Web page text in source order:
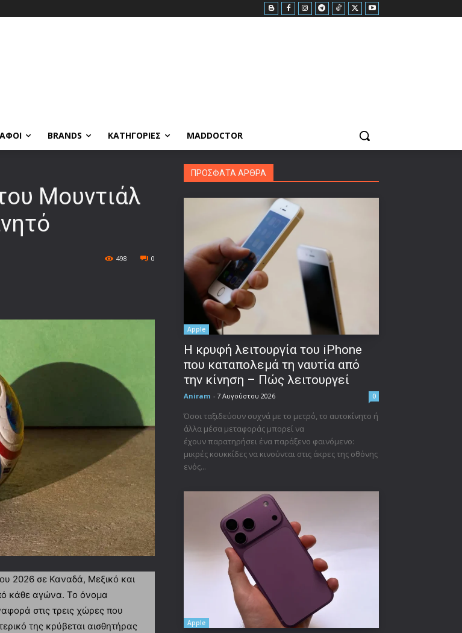
BRANDS ΚΑΤΗΓΟΡΙΕΣ MADDOCTOR
Μουντιάλ
0
498
2026 σε Καναδά, Μεξικό και
κάθε αγώνα. Το όνομα
στις τρεις χώρες που
της κρύβεται αισθητήρας
ΠΡΟΣΦΑΤΑ ΑΡΘΡΑ
Apple
Η κρυφή λειτουργία του iPhone
που καταπολεμά τη ναυτία από
την κίνηση – Πώς λειτουργεί
Aniram - 7 Αυγούστου 2026 0
Όσοι ταξιδεύουν συχνά με το μετρό, το αυτοκίνητο ή
άλλα μέσα μεταφοράς μπορεί να
έχουν παρατηρήσει ένα παράξενο φαινόμενο:
μικρές κουκκίδες να κινούνται στις άκρες της οθόνης
ενός...
Apple